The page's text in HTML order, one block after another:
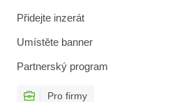
Přidejte inzerát
Umístěte banner
Partnerský program
Pro firmy